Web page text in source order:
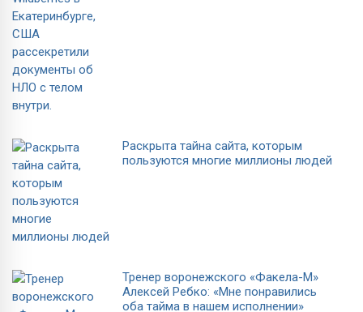
Раскрыта тайна сайта, которым
пользуются многие миллионы людей
Тренер воронежского «Факела-М»
Алексей Ребко: «Мне понравились
оба тайма в нашем исполнении»